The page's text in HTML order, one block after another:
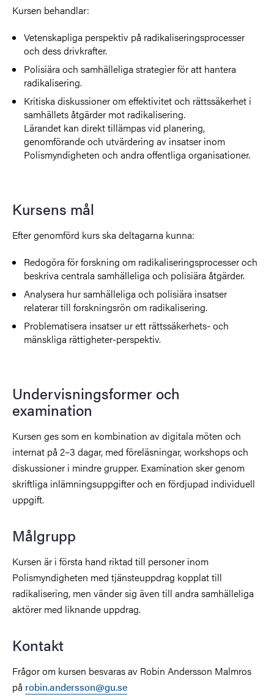
Kursen behandlar:
Vetenskapliga perspektiv på radikaliseringsprocesser
och dess drivkrafter.
Polisiära och samhälleliga strategier för att hantera
radikalisering.
Kritiska diskussioner om effektivitet och rättssäkerhet i
samhällets åtgärder mot radikalisering.
Lärandet kan direkt tillämpas vid planering,
genomförande och utvärdering av insatser inom
Polismyndigheten och andra offentliga organisationer.
Kursens mål
Efter genomförd kurs ska deltagarna kunna:
Redogöra för forskning om radikaliseringsprocesser och
beskriva centrala samhälleliga och polisiära åtgärder.
Analysera hur samhälleliga och polisiära insatser
relaterar till forskningsrön om radikalisering.
Problematisera insatser ur ett rättssäkerhets- och
mänskliga rättigheter-perspektiv.
Undervisningsformer och
examination
Kursen ges som en kombination av digitala möten och
internat på 2–3 dagar, med föreläsningar, workshops och
diskussioner i mindre grupper. Examination sker genom
skriftliga inlämningsuppgifter och en fördjupad individuell
uppgift.
Målgrupp
Kursen är i första hand riktad till personer inom
Polismyndigheten med tjänsteuppdrag kopplat till
radikalisering, men vänder sig även till andra samhälleliga
aktörer med liknande uppdrag.
Kontakt
Frågor om kursen besvaras av Robin Andersson Malmros
på robin.andersson@gu.se